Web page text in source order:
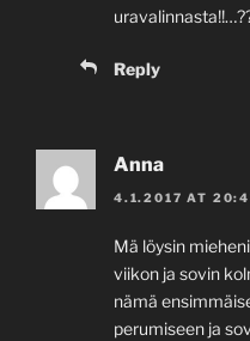
Reply
Anna
4.1.2017 AT
Mä löysin
viikon ja sovin
nämä
perumiseen ja